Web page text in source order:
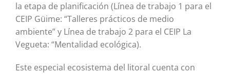
la etapa de planificación (Línea de trabajo 1 para el
CEIP Güime: “Talleres prácticos de medio
ambiente” y Línea de trabajo 2 para el CEIP La
Vegueta: “Mentalidad ecológica).
Este especial ecosistema del litoral cuenta con